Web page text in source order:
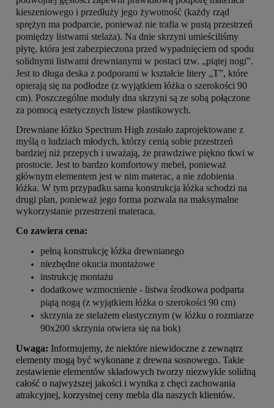
kieszeniowego i przedłuży jego żywotność (każdy rząd
sprężyn ma podparcie, ponieważ nie trafia w pustą przestrzeń
pomiędzy listwami stelaża). Na dnie skrzyni umieściliśmy
płytę, która jest zabezpieczona przed wypadnięciem od spodu
solidnymi listwami drewnianymi w postaci tzw. „piątej nogi”.
Jest to długa deska z podporami w kształcie litery „T”, które
opierają się na podłodze (z wyjątkiem łóżka o szerokości 90
cm). Poszczególne moduły dna skrzyni są ze sobą połączone
za pomocą estetycznych listew plastikowych.
Drewniane łóżko Spectrum High zostało zaprojektowane z
myślą o ludziach młodych, którzy cenią sobie przestrzeń
bardziej niż przepych i uważają, że prawdziwe piękno tkwi w
prostocie. Jest to bardzo komfortowy mebel, ponieważ
głównym elementem jest w nim materac, a nie zdobienia
łóżka. W tym przypadku sama konstrukcja łóżka schodzi na
drugi plan, ponieważ jego forma pozwala na maksymalne
wykorzystanie przestrzeni materaca.
Co zawiera cena:
pełną konstrukcję łóżka drewnianego
niezbędne okucia montażowe
instrukcję montażu
dodatkowe wzmocnienie - listwa środkowa podparta
piątą nogą (z wyjątkiem łóżka o szerokości 90 cm)
skrzynia ze stelażem elastycznym (w łóżku o rozmiarze
90x200 skrzynia otwiera się na bok)
Uwaga: Informujemy, że niektóre niewidoczne z zewnątrz
elementy mogą być wykonane z drewna sosnowego. Takie
zestawienie elementów składowych tworzy niezwykle solidną
całość o najwyższej jakości i wynika z chęci zachowania
atrakcyjnej, korzystnej ceny mebla dla naszych klientów.